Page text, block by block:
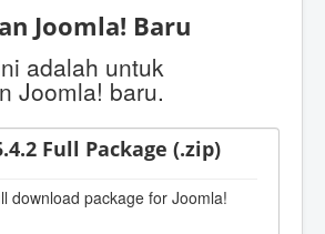
Joomla! Baru
adalah untuk
Joomla! baru.
Full Package (.zip)
download package for Joomla!